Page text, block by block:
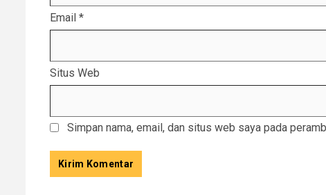
Email *
Situs Web
Simpan nama, email, dan situs web saya pada